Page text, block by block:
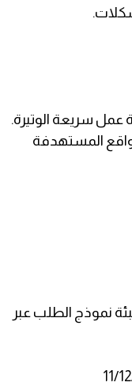
عمل سريعة الوتيرة.
المستهدفة
نموذج الطلب عبر